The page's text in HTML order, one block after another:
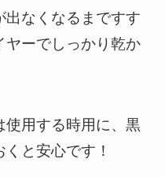
出なくなるまですす
ヤーでしっかり乾か
使用する時用に、黒
と安心です！